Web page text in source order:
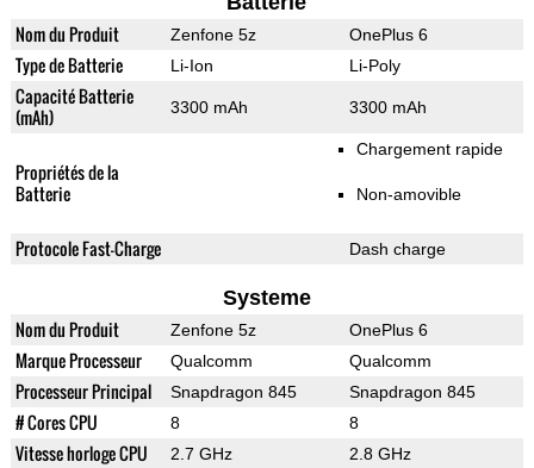
Nom du Produit Zenfone 5z OnePlus 6
Type de Batterie Li-Ion Li-Poly
Capacité Batterie
(mAh)
3300 mAh 3300 mAh
Propriétés de la
Batterie
Chargement rapide
Non-amovible
Protocole Fast-Charge Dash charge
Systeme
Nom du Produit Zenfone 5z OnePlus 6
Marque Processeur Qualcomm Qualcomm
Processeur Principal Snapdragon 845 Snapdragon 845
# Cores CPU 8 8
Vitesse horloge CPU 2.7 GHz 2.8 GHz